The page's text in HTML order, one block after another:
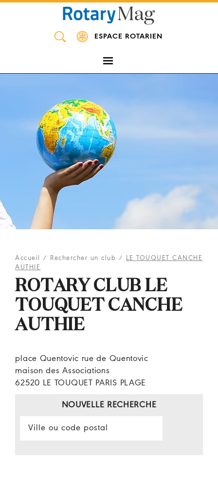
ESPACE ROTARIEN
Accueil / Rechercher un club / LE TOUQUET CANCHE
AUTHIE
ROTARY CLUB LE
TOUQUET CANCHE
AUTHIE
place Quentovic rue de Quentovic
maison des Associations
62520 LE TOUQUET PARIS PLAGE
NOUVELLE RECHERCHE
Panneau de gestion des cookies